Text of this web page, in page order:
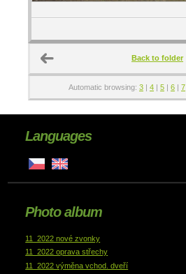
Back to folder
Automatic browsing: 3 | 4 | 5 | 6 | 7
Languages
Photo album
11_2022 nové zvonky
11_2022 oprava střechy
11_2022 výměna vchod. dveří